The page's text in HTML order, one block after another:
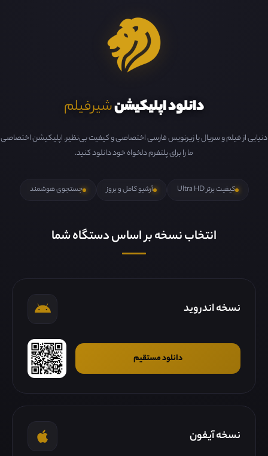
دانلود اپلیکیشنشیرفیلم
دنیایی از فیلم و سریال با زیرنویس فارسی اختصاصی و کیفیت بی‌نظیر. اپلیکیشن اختصاصی
ما را برای پلتفرم دلخواه خود دانلود کنید.
کیفیت برتر Ultra HD آرشیو کامل و بروز جستجوی هوشمند
انتخاب نسخه بر اساس دستگاه شما
نسخه اندروید
دانلود مستقیم
نسخه آیفون